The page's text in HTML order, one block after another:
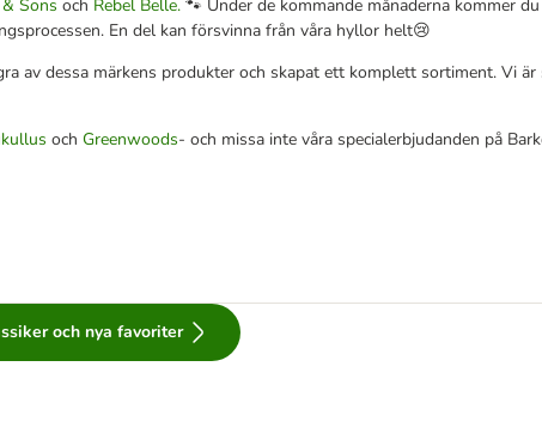
Sons och Rebel Belle. 🐾 Under de kommande månaderna kommer
En del kan försvinna från våra hyllor helt😢
av dessa märkens produkter och skapat ett komplett sortiment. Vi är
och Greenwoods- och missa inte våra specialerbjudanden på
och nya favoriter